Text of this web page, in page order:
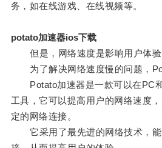
务，如在线游戏、在线视频等。
potato加速器ios下载
但是，网络速度是影响用户体验
为了解决网络速度慢的问题，
Potato加速器是一款可以在PC
工具，它可以提高用户的网络速度
定的网络连接。
它采用了最先进的网络技术，能